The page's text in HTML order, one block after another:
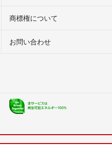
商標権について
お問い合わせ